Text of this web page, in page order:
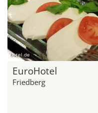
hotel.de
EuroHotel
Friedberg